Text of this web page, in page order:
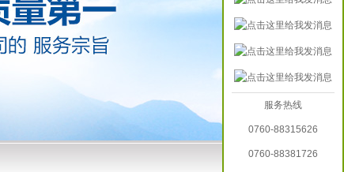
服务热线
0760-88315626
0760-88381726